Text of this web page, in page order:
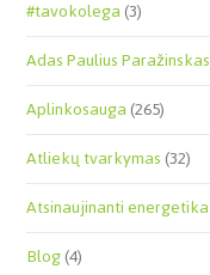
#tavokolega(3)
Adas Paulius Paražinskas
Aplinkosauga(265)
Atliekų tvarkymas(32)
Atsinaujinanti energetika
Blog(4)